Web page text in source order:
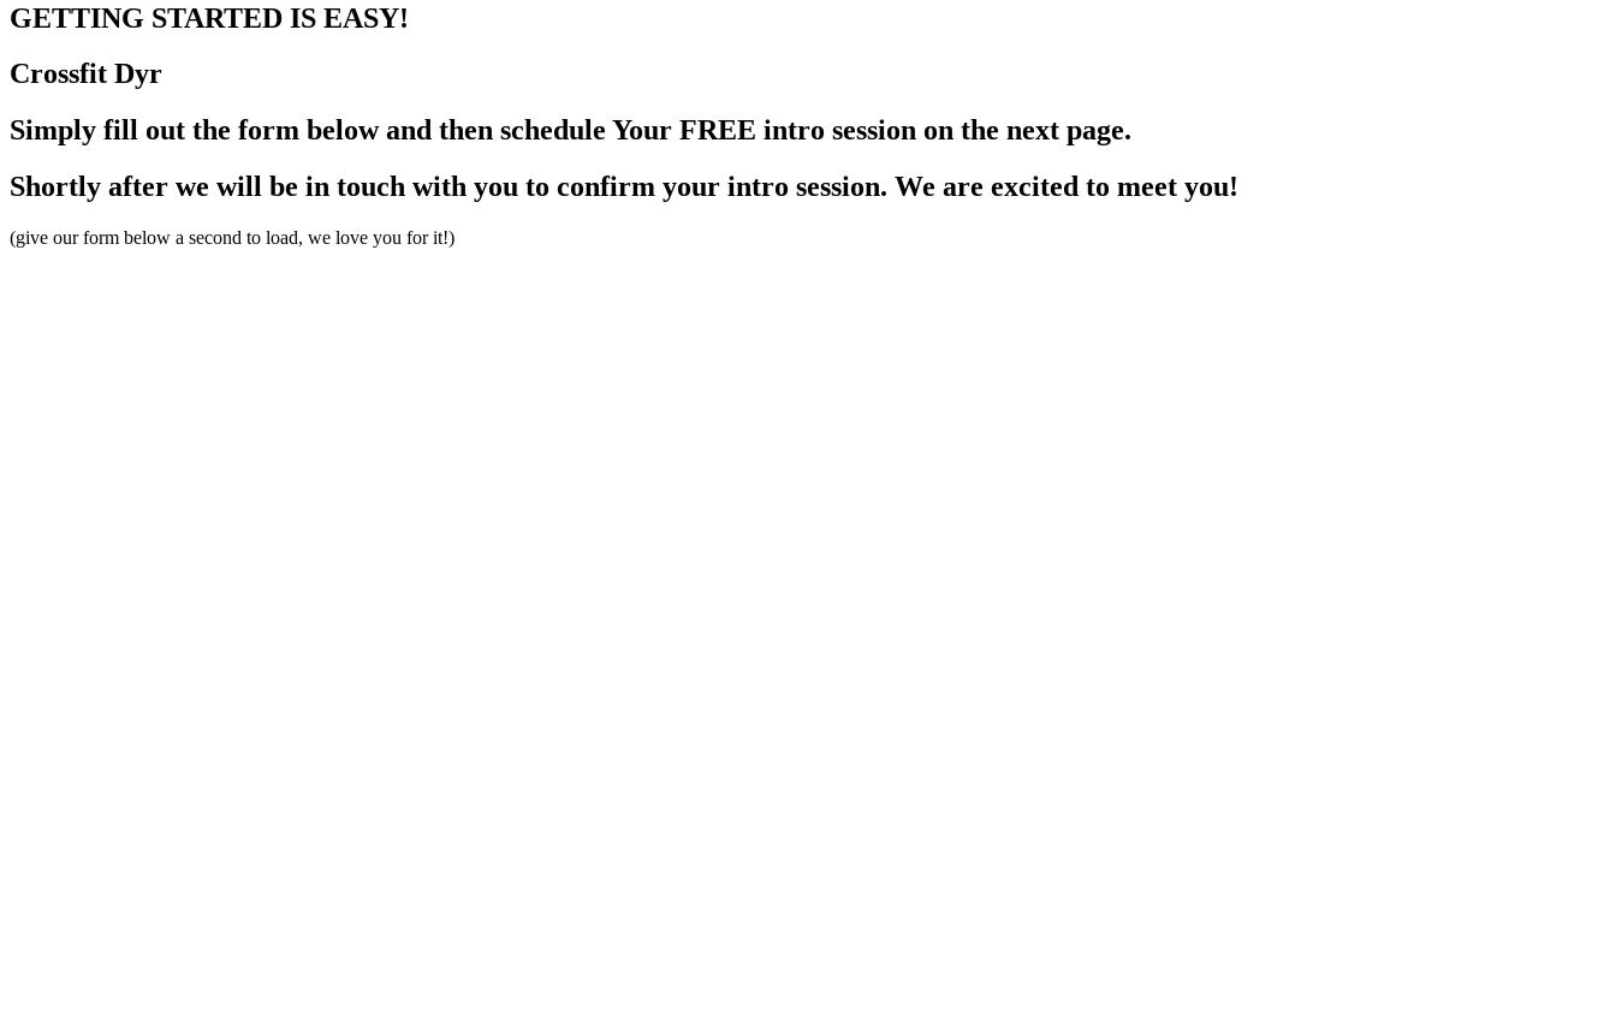
GETTING STARTED IS EASY!
Crossfit Dyr
Simply fill out the form below and then schedule Your FREE intro session on the next page.
Shortly after we will be in touch with you to confirm your intro session. We are excited to meet you!
(give our form below a second to load, we love you for it!)